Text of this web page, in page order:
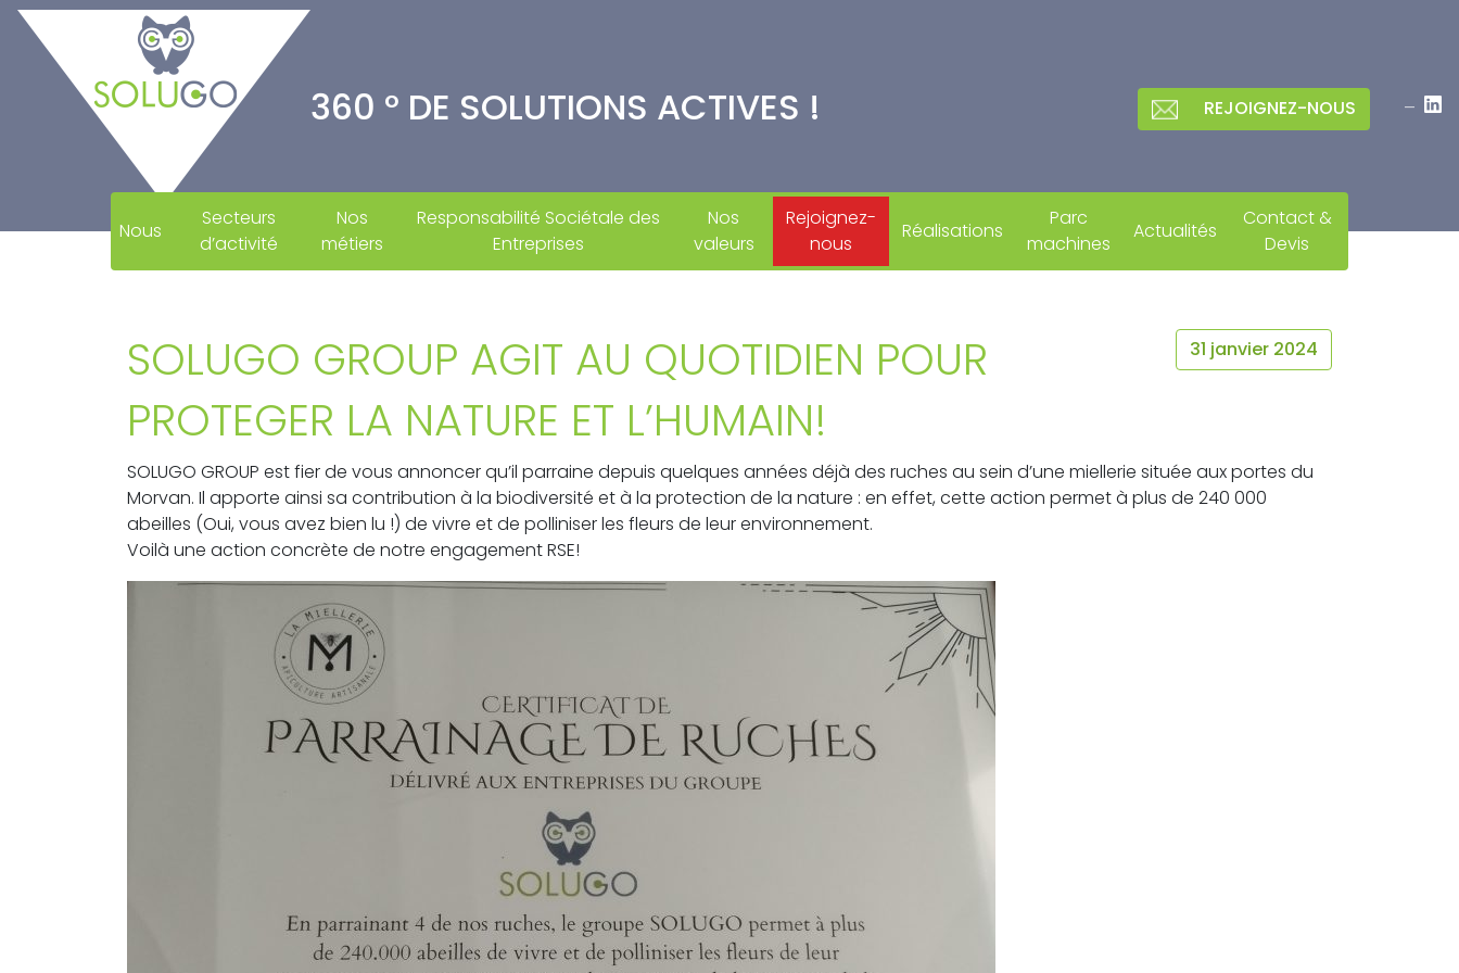
360 ° DE SOLUTIONS ACTIVES ! REJOIGNEZ-NOUS –
Nous
Secteurs
d’activité
Nos
métiers
Responsabilité Sociétale des
Entreprises
Nos
valeurs
Rejoignez-
nous
Réalisations
Parc
machines
Actualités
Contact &
Devis
31 janvier 2024
SOLUGO GROUP AGIT AU QUOTIDIEN POUR
PROTEGER LA NATURE ET L’HUMAIN!
SOLUGO GROUP est fier de vous annoncer qu’il parraine depuis quelques années déjà des ruches au sein d’une miellerie située aux portes du
Morvan. Il apporte ainsi sa contribution à la biodiversité et à la protection de la nature : en effet, cette action permet à plus de 240 000
abeilles (Oui, vous avez bien lu !) de vivre et de polliniser les fleurs de leur environnement.
Voilà une action concrète de notre engagement RSE!